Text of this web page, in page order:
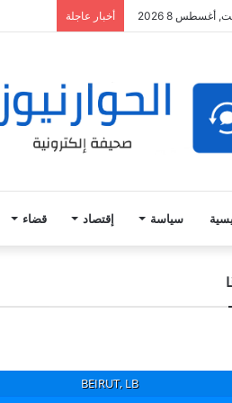
أغسطس 8 2026 أخبار عاجلة
سياسة إقتصاد قضاء
BEIRUT, LB